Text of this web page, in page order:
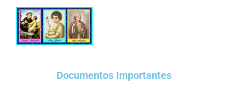
Documentos Importantes